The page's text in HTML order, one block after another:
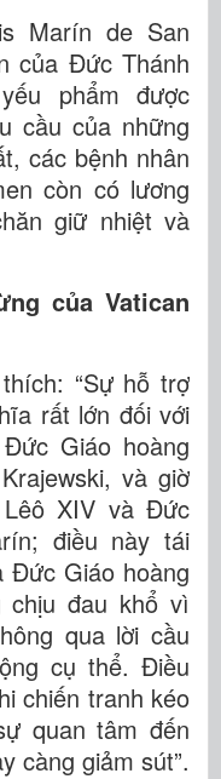
Marín de San
của Đức Thánh
phẩm được
cầu của những
các bệnh nhân
còn có lương
giữ nhiệt và
của Vatican
“Sự hỗ trợ
rất lớn đối với
Giáo hoàng
và giờ
XIV và Đức
điều này tái
Đức Giáo hoàng
chịu đau khổ vì
qua lời cầu
cụ thể. Điều
chiến tranh kéo
quan tâm đến
càng giảm sút”.